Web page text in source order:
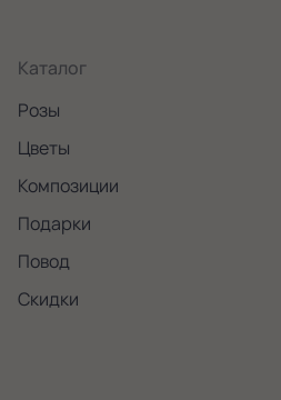
Каталог
Розы
Цветы
Композиции
Подарки
Повод
Скидки